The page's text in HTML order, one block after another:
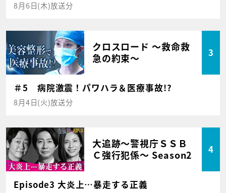
8月6日(木)放送分
クロスロード ～救命救
急の約束～
3
＃5 病院激震！パワハラ＆医療事故!?
8月4日(火)放送分
大追跡～警視庁ＳＳＢ
Ｃ強行犯係～ Season2
4
Episode3 大炎上…暴走する正義